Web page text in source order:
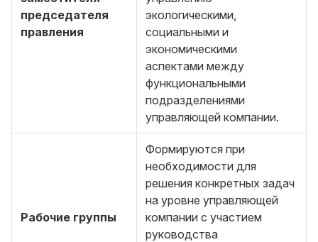
председателя
правления
экологическими,
социальными и
экономическими
аспектами между
функциональными
подразделениями
управляющей компании.
Рабочие группы
Формируются при
необходимости для
решения конкретных задач
на уровне управляющей
компании с участием
руководства